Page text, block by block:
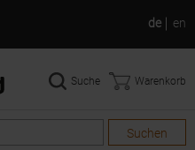
de en
Suchen
Suche Warenkorb